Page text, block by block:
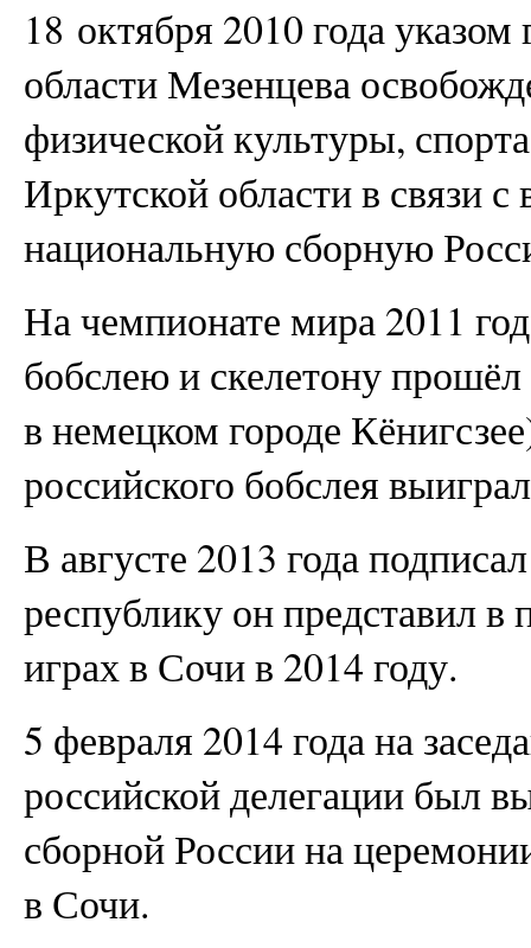
18 октября 2010 года
области Мезенцева
физической культуры,
Иркутской области в связи
национальную сборную
На чемпионате мира 2011
бобслею и скелетону
в немецком городе
российского бобслея
В августе 2013 года
республику он представил
играх в Сочи в 2014 году.
5 февраля 2014 года на
российской делегации был
сборной России на
в Сочи.